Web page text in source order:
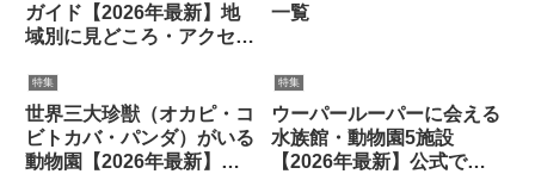
ガイド【2026年最新】地
域別に見どころ・アクセス
一覧
特集
世界三大珍獣（オカピ・コ
ビトカバ・パンダ）がいる
動物園【2026年最新】※
特集
ウーパールーパーに会える
水族館・動物園5施設
【2026年最新】公式で確